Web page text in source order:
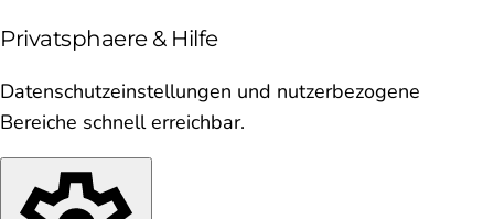
Privatsphaere & Hilfe
Datenschutzeinstellungen und nutzerbezogene
Bereiche schnell erreichbar.